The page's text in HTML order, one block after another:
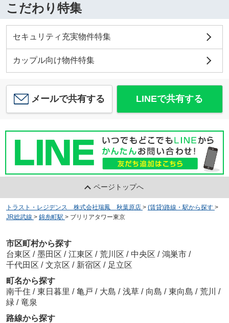
こだわり特集
セキュリティ充実物件特集
カップル向け物件特集
メールで共有する LINEで共有する
ページトップへ
トラスト・レジデンス 株式会社瑞鳳 秋葉原店 > (賃貸)路線・駅から探す >
JR総武線 > 錦糸町駅 > ブリリアタワー東京
市区町村から探す
台東区 / 墨田区 / 江東区 / 荒川区 / 中央区 / 鴻巣市 /
千代田区 / 文京区 / 新宿区 / 足立区
町名から探す
南千住 / 東日暮里 / 亀戸 / 大島 / 浅草 / 向島 / 東向島 / 荒川 /
緑 / 竜泉
路線から探す